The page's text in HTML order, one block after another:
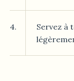
4.
Servez à